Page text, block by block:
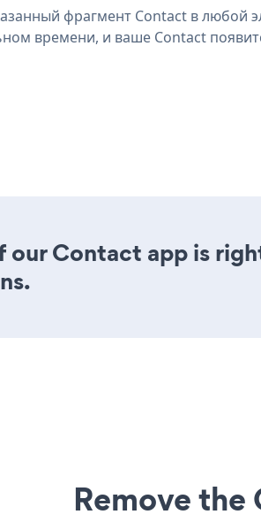
фрагмент Contact в любой
времени, и ваше Contact
our Contact app is
Remove the